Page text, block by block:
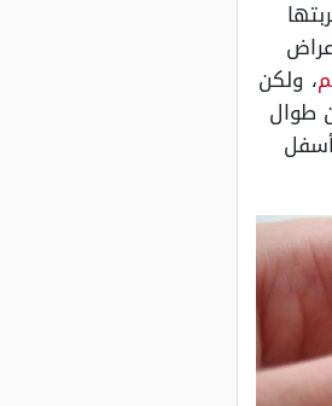
، ولكن
طوال
أسفل